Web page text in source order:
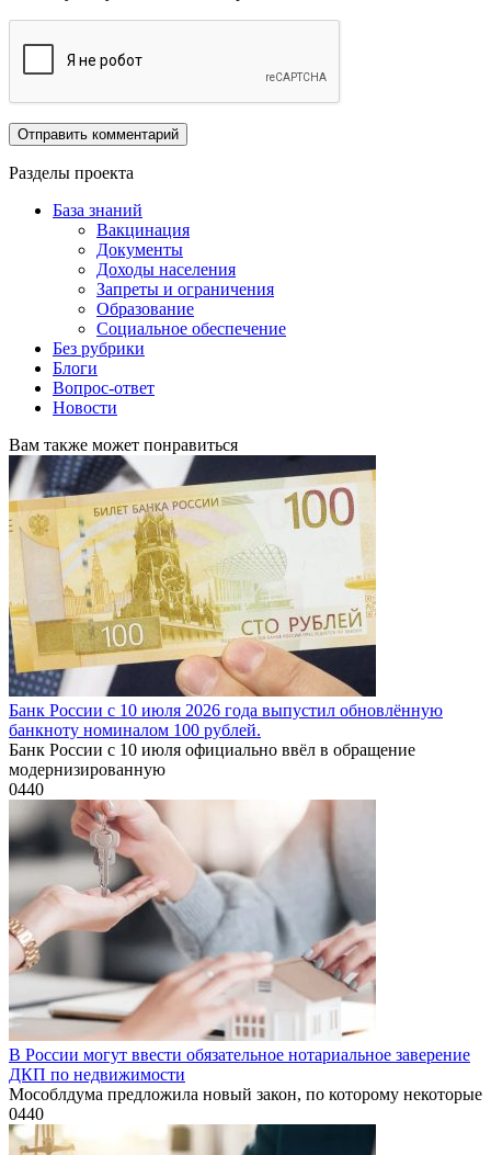
Разделы проекта
База знаний
Вакцинация
Документы
Доходы населения
Запреты и ограничения
Образование
Социальное обеспечение
Без рубрики
Блоги
Вопрос-ответ
Новости
Вам также может понравиться
Банк России с 10 июля 2026 года выпустил обновлённую
банкноту номиналом 100 рублей.
Банк России с 10 июля официально ввёл в обращение
модернизированную
0440
В России могут ввести обязательное нотариальное заверение
ДКП по недвижимости
Мособлдума предложила новый закон, по которому некоторые
0440